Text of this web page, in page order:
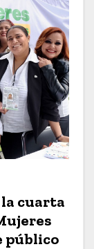
cuarta
público